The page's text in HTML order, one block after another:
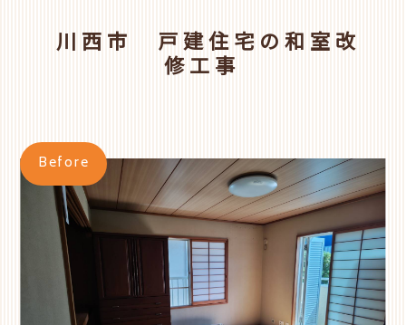
川西市 戸建住宅の和室改
修工事
Before